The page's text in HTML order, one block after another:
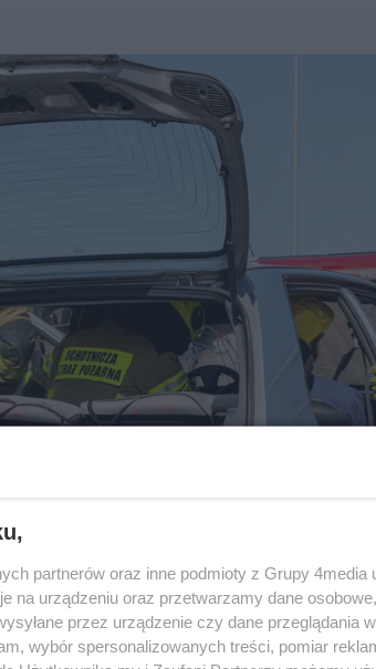
partnerów oraz inne podmioty z Grupy 4media
na urządzeniu oraz przetwarzamy dane
przez urządzenie czy dane przeglądania
wybór spersonalizowanych treści, pomiar